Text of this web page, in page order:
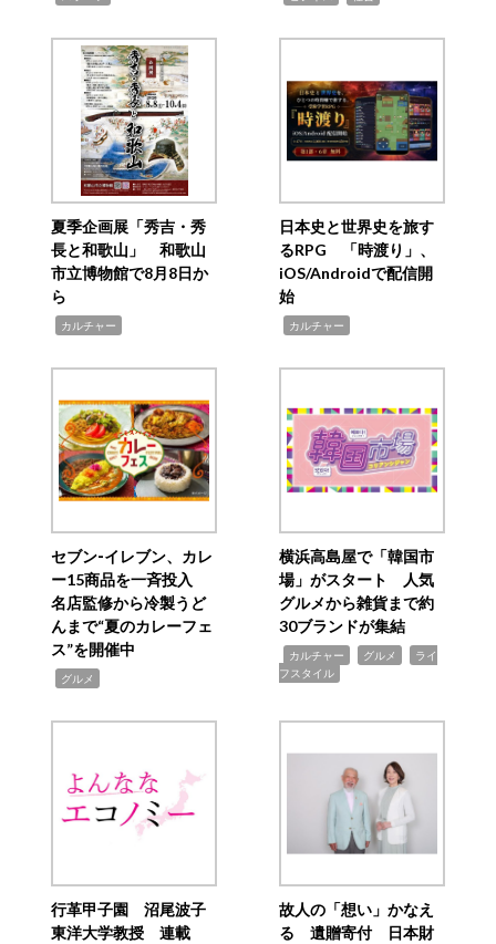
夏季企画展「秀吉・秀
長と和歌山」 和歌山
市立博物館で8月8日か
ら
カルチャー
日本史と世界史を旅す
るRPG 「時渡り」、
iOS/Androidで配信開
始
カルチャー
セブン‐イレブン、カレ
ー15商品を一斉投入
名店監修から冷製うど
んまで“夏のカレーフェ
ス”を開催中
グルメ
横浜高島屋で「韓国市
場」がスタート 人気
グルメから雑貨まで約
30ブランドが集結
カルチャー グルメ
ライ
フスタイル
行革甲子園 沼尾波子
東洋大学教授 連載
故人の「想い」かなえ
る 遺贈寄付 日本財